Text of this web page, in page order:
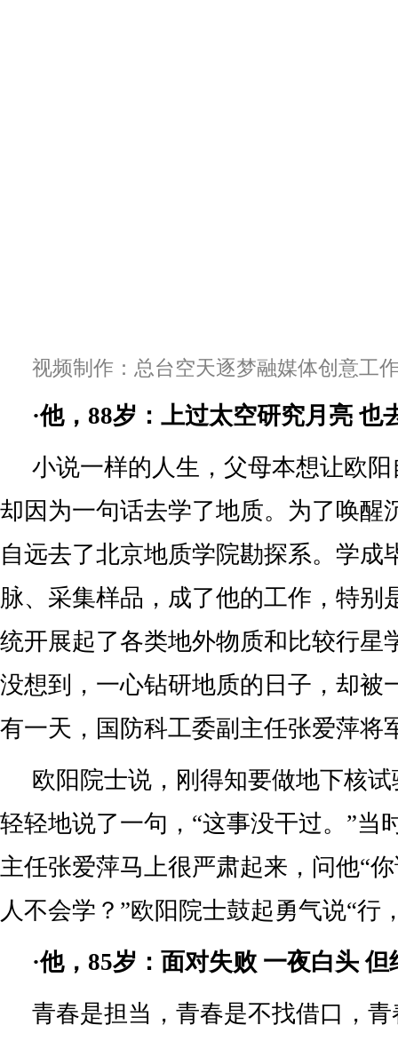
视频制作：总台空天逐梦融媒体创意工
·他，88岁：上过太空研究月亮 也
小说一样的人生，父母本想让欧
却因为一句话去学了地质。为了唤醒
自远去了北京地质学院勘探系。学成
脉、采集样品，成了他的工作，特别
统开展起了各类地外物质和比较行星
没想到，一心钻研地质的日子，却被
有一天，国防科工委副主任张爱萍将
欧阳院士说，刚得知要做地下核
轻轻地说了一句，“这事没干过。”当
主任张爱萍马上很严肃起来，问他“
人不会学？”欧阳院士鼓起勇气说“行
·他，85岁：面对失败 一夜白头 但
青春是担当，青春是不找借口，